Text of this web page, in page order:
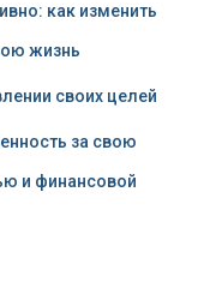
как изменить
жизнь
своих целей
за свою
и финансовой